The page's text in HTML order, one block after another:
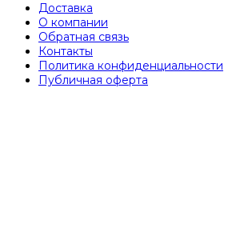
Доставка
О компании
Обратная связь
Контакты
Политика конфиденциальности
Публичная оферта